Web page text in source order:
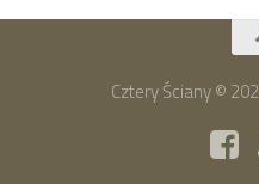
Cztery Ściany ©